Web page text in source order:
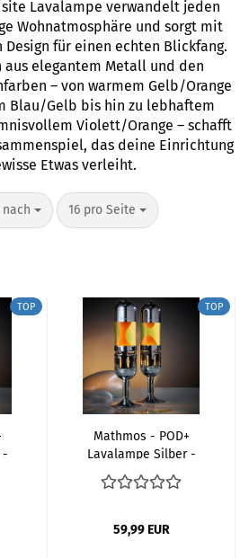
Lavalampe verwandelt jeden
Wohnatmosphäre und sorgt mit
für einen echten Blickfang.
aus elegantem Metall und den
– von warmem Gelb/Orange
Blau/Gelb bis hin zu lebhaftem
Violett/Orange – schafft
das deine Einrichtung
Etwas verleiht.
16 pro Seite
pro Seite
TOP
-
TOP
Mathmos - POD+
Lavalampe Silber -
Gelb Orange
59,99 EUR